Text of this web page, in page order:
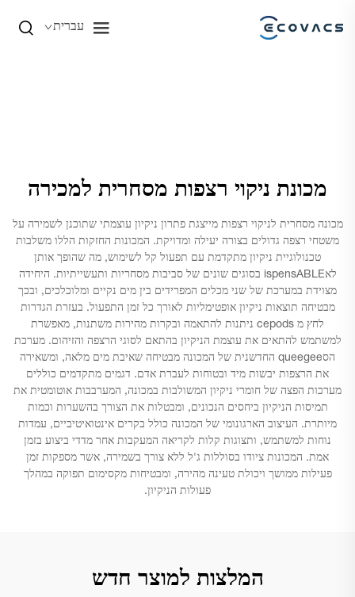
עברית
מכונת ניקוי רצפות מסחרית למכירה
מכונה מסחרית לניקוי רצפות מייצגת פתרון ניקיון עוצמתי שתוכנן לשמירה על
משטחי רצפה גדולים בצורה יעילה ומדויקת. המכונות החזקות הללו משלבות
טכנולוגיית ניקיון מתקדמת עם תפעול קל לשימוש, מה שהופך אותן
לאispensABLE בסוגים שונים של סביבות מסחריות ותעשייתיות. היחידה
מצוידת במערכת של שני מכלים המפרידים בין מים נקיים ומלוכלכים, ובכך
מבטיחה תוצאות ניקיון אופטימליות לאורך כל זמן התפעול. בעזרת הגדרות
לחץ מ cepods ניתנות להתאמה ובקרות מהירות משתנות, מאפשרת
למשתמש להתאים את עוצמת הניקיון בהתאם לסוגי הרצפה והזיהום. מערכת
הסqueegee החדשנית של המכונה מבטיחה שאיבת מים מלאה, ומשאירה
את הרצפות יבשות מיד ובטוחות לעברת אדם. דגמים מתקדמים כוללים
מערכות הפצה של חומרי ניקיון המשולבות במכונה, המערבבות אוטומטית את
תמיסות הניקיון ביחסים הנכונים, ומבטלות את הצורך בהשערות וכמות
מיותרת. העיצוב הארגונומי של המכונה כולל בקרים אינטואיטיביים, עמדות
נוחות למשתמש, ותצוגות קלות לקריאה המעקבות אחר מדדי ביצוע בזמן
אמת. המכונות ציודו בסוללות ג'ל ללא צורך בשמירה, אשר מספקות זמן
פעילות ממושך ויכולת טעינה מהירה, ומבטיחות מקסימום תפוקה במהלך
פעולות הניקיון.
המלצות למוצר חדש